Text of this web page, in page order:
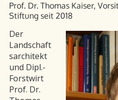
Prof. Dr. Thomas Kaiser,
Stiftung seit 2018
Der
Landschaft
sarchitekt
und Dipl.-
Forstwirt
Prof. Dr.